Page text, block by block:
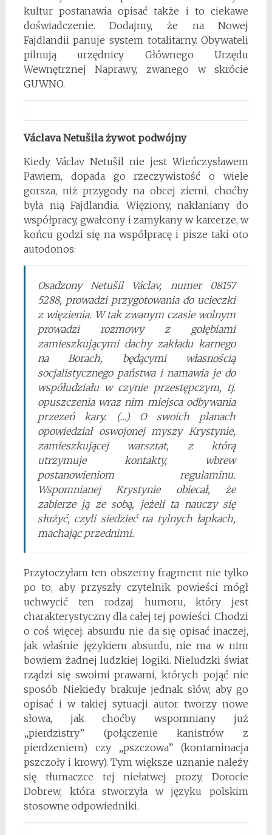
kultur postanawia opisać także i to ciekawe
doświadczenie. Dodajmy, że na Nowej
Fajdlandii panuje system totalitarny. Obywateli
pilnują urzędnicy Głównego Urzędu
Wewnętrznej Naprawy, zwanego w skrócie
GUWNO.
Václava Netušila żywot podwójny
Kiedy Václav Netušil nie jest Wieńczysławem
Pawiem, dopada go rzeczywistość o wiele
gorsza, niż przygody na obcej ziemi, choćby
była nią Fajdlandia. Więziony, nakłaniany do
współpracy, gwałcony i zamykany w karcerze, w
końcu godzi się na współpracę i pisze taki oto
autodonos:
Osadzony Netušil Václav, numer 08157
5288, prowadzi przygotowania do ucieczki
z więzienia. W tak zwanym czasie wolnym
prowadzi rozmowy z gołębiami
zamieszkującymi dachy zakładu karnego
na Borach, będącymi własnością
socjalistycznego państwa i namawia je do
współudziału w czynie przestępczym, tj.
opuszczenia wraz nim miejsca odbywania
przezeń kary. (…) O swoich planach
opowiedział oswojonej myszy Krystynie,
zamieszkującej warsztat, z którą
utrzymuje kontakty, wbrew
postanowieniom regulaminu.
Wspomnianej Krystynie obiecał, że
zabierze ją ze sobą, jeżeli ta nauczy się
służyć, czyli siedzieć na tylnych łapkach,
machając przednimi.
Przytoczyłam ten obszerny fragment nie tylko
po to, aby przyszły czytelnik powieści mógł
uchwycić ten rodzaj humoru, który jest
charakterystyczny dla całej tej powieści. Chodzi
o coś więcej: absurdu nie da się opisać inaczej,
jak właśnie językiem absurdu, nie ma w nim
bowiem żadnej ludzkiej logiki. Nieludzki świat
rządzi się swoimi prawami, których pojąć nie
sposób. Niekiedy brakuje jednak słów, aby go
opisać i w takiej sytuacji autor tworzy nowe
słowa, jak choćby wspomniany już
„pierdzistry” (połączenie kanistrów z
pierdzeniem) czy „pszczowa” (kontaminacja
pszczoły i krowy). Tym większe uznanie należy
się tłumaczce tej niełatwej prozy, Dorocie
Dobrew, która stworzyła w języku polskim
stosowne odpowiedniki.